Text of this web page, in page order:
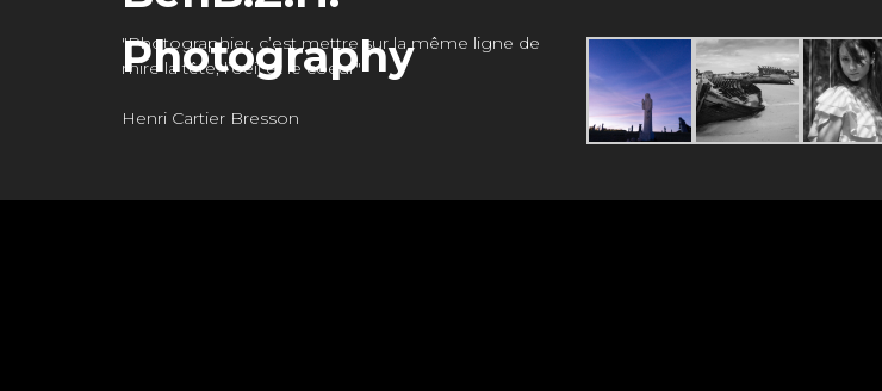
"Photographier, c’est mettre sur la même ligne de
mire la tête, l’oeil et le coeur"
Henri Cartier Bresson